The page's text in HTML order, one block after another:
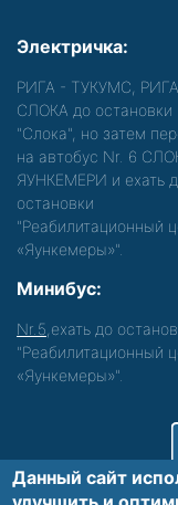
Электричка:
РИГА - ТУКУМС,
СЛОКА до остановки
"Слока", но затем
на автобус Nr. 6
ЯУНКЕМЕРИ и ехать
остановки
"Реабилитационный
«Яункемеры»".
Минибус:
Nr.5 ,ехать до
"Реабилитационный
«Яункемеры»".
Данный сайт